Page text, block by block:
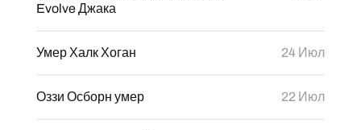
Evolve Джака
Умер Халк Хоган 24 Июл
Оззи Осборн умер 22 Июл